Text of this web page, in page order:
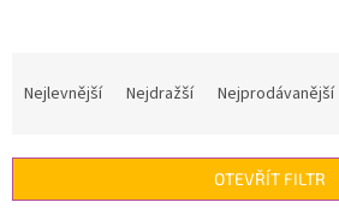
í
Nejlevnější Nejdražší Nejprodávanější
OTEVŘÍT FILTR